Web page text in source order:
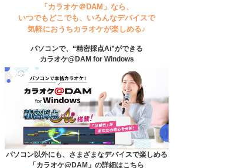
プレミアムサービス
DAM★とも動画
DAM★とも録音
カラオケ＠DAM
ユーザー検索
「カラオケ＠DAM」なら、
いつでもどこでも、いろんなデバイスで
気軽におうちカラオケが楽しめる♪
パソコンで、“精密採点Ai”ができる
カラオケ@DAM for Windows
パソコン以外にも、さまざまなデバイスで楽しめる
「カラオケ@DAM」の詳細はこちら